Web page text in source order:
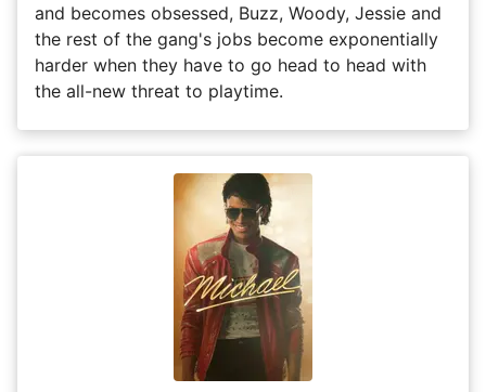
and becomes obsessed, Buzz, Woody, Jessie and
the rest of the gang's jobs become exponentially
harder when they have to go head to head with
the all-new threat to playtime.